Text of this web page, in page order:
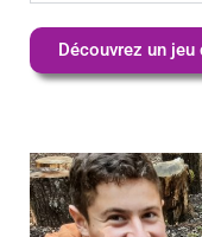
Découvrez un